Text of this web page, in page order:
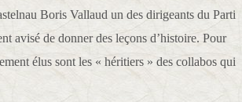
Boris Vallaud un des dirigeants du Parti
avisé de donner des leçons d’histoire. Pour
élus sont les « héritiers » des collabos qui